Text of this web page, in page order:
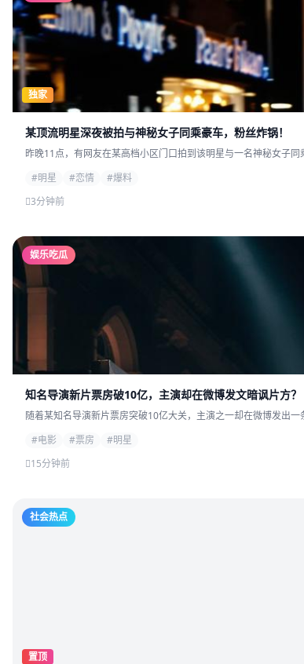
独家
某顶流明星深夜被拍与神秘女子同乘豪车，粉丝炸锅！
昨晚11点，有网友在某高档小区门口拍到该明星与一名神秘女子
#明星
#恋情
#爆料
3分钟前
娱乐吃瓜
知名导演新片票房破10亿，主演却在微博发文暗讽片方？
随着某知名导演新片票房突破10亿大关，主演之一却在微博发出
#电影
#票房
#明星
15分钟前
社会热点
置顶